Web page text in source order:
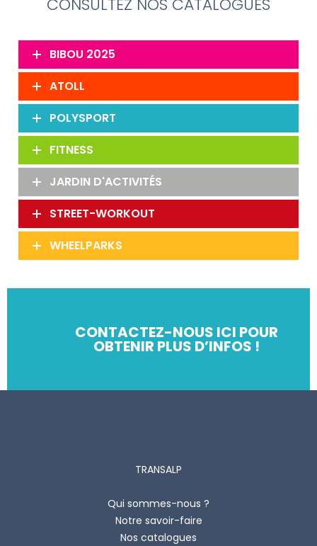
CONSULTEZ NOS CATALOGUES
BIBOU 2025
ATOLL
POLYSPORT
FITNESS
JARDIN D'ACTIVITÉS
STREET-WORKOUT
WHEELPARKS
CONTACTEZ-NOUS ICI POUR
OBTENIR PLUS D’INFOS !
TRANSALP
Qui sommes-nous ?
Notre savoir-faire
Nos catalogues